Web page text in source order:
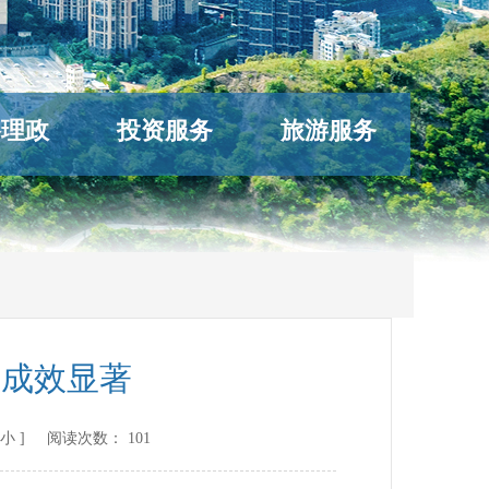
政 投资服务 旅游服务
效显著
小 ] 阅读次数： 101